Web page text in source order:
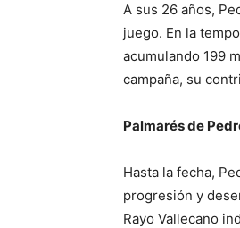
A sus 26 años,
juego. En la
acumulando 199
campaña, su
Palmarés de
Hasta la fecha,
progresión y
Rayo Vallecano